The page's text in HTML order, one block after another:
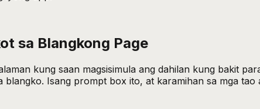
sa Blangkong Page
kung saan magsisimula ang dahilan kung bakit
blangko. Isang prompt box ito, at karamihan sa mga